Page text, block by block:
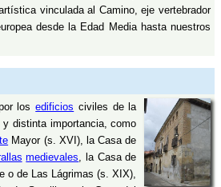
vinculada al Camino, eje vertebrador
desde la Edad Media hasta nuestros
losedificios civiles de la
distinta importancia, como
Mayor (s. XVI), la Casa de
medievales, la Casa de
o de Las Lágrimas (s. XIX),